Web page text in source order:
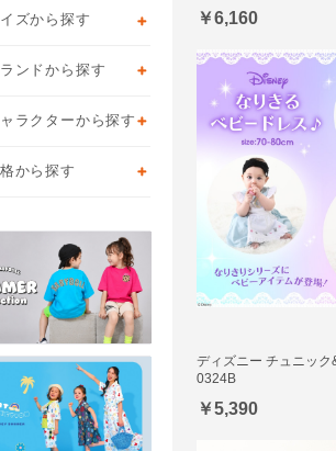
￥6,160
ディズニー チュニック
0324B
￥5,390
ズから探す
ンドから探す
ラクターから探す
から探す